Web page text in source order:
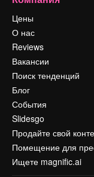
Цены
О нас
Reviews
Вакансии
Поиск тенденций
Блог
События
Slidesgo
Продайте свой
Помещение для
Ищете magnific.ai